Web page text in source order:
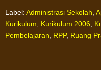
Label: Administrasi Sekolah,
Kurikulum, Kurikulum 2006,
Pembelajaran, RPP, Ruang